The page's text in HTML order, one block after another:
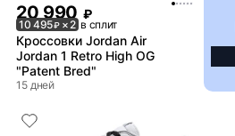
20 990 ₽
10 495₽ × 2 в сплит
Кроссовки Jordan Air
Jordan 1 Retro High OG
"Patent Bred"
15 дней